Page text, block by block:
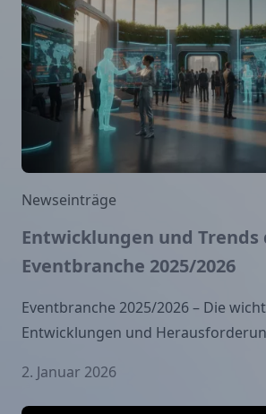
Newseinträge
Entwicklungen und Trends
Eventbranche 2025/2026
Eventbranche 2025/2026 – Die
Entwicklungen und
2. Januar 2026